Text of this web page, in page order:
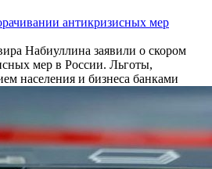
антикризисных мер
Набиуллина заявили о скором
мер в России. Льготы,
населения и бизнеса банками